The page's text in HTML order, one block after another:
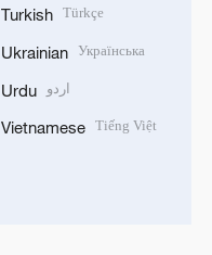
Turkish Türkçe
Ukrainian Українська
Urdu اردو
Vietnamese Tiếng Việt